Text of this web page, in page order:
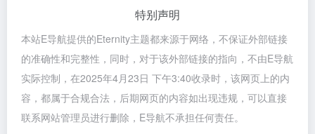
特别声明
本站E导航提供的Eternity主题都来源于网络，不保证外部链接
的准确性和完整性，同时，对于该外部链接的指向，不由E导航
实际控制，在2025年4月23日 下午3:40收录时，该网页上的内
容，都属于合规合法，后期网页的内容如出现违规，可以直接
联系网站管理员进行删除，E导航不承担任何责任。